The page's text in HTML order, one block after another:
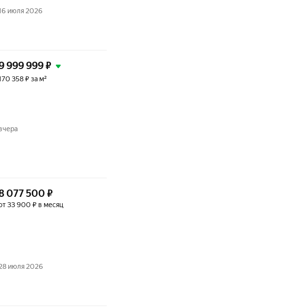
июля 2026
999 999₽
358 ₽ за м²
077 500 ₽
33 900 ₽ в месяц
июля 2026